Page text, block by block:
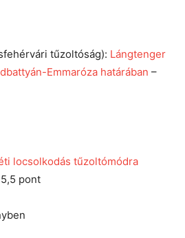
tűzoltóság): Lángtenger
Emmaróza határában –
locsolkodás tűzoltómódra
 5,5 pont